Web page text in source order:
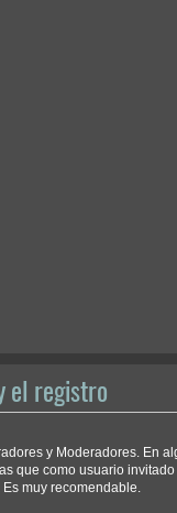
el registro
y Moderadores. En
que como usuario
muy recomendable.